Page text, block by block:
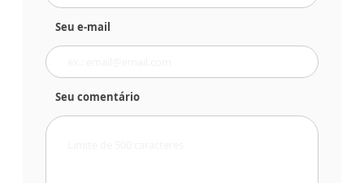
Seu e-mail
Seu comentário